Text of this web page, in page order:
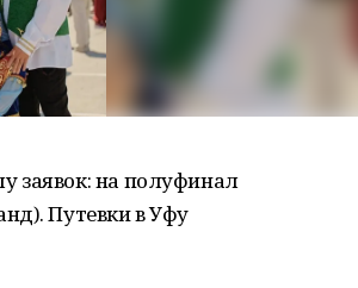
заявок: на полуфинал
Путевки в Уфу